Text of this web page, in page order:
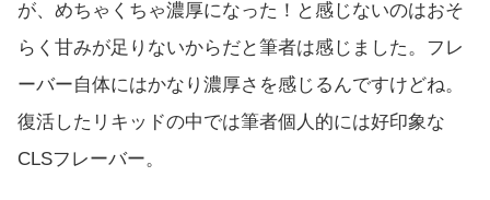
が、めちゃくちゃ濃厚になった！と感じないのはおそ
らく甘みが足りないからだと筆者は感じました。フレ
ーバー自体にはかなり濃厚さを感じるんですけどね。
復活したリキッドの中では筆者個人的には好印象な
CLSフレーバー。